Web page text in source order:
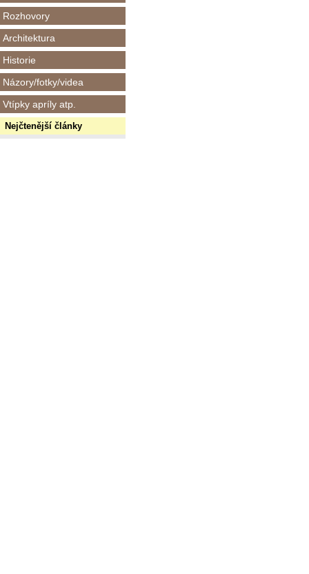
Rozhovory
Architektura
Historie
Názory/fotky/videa
Vtípky apríly atp.
Nejčtenější články